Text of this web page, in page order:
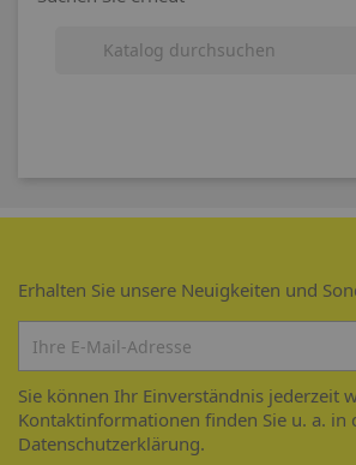
Erhalten Sie unsere Neuigkeiten und
Sie können Ihr Einverständnis jederzeit
Kontaktinformationen finden Sie u. a. in
Datenschutzerklärung.